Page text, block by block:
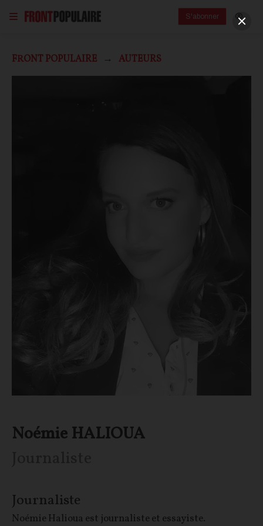
S'abonner
FRONT POPULAIRE AUTEURS
Noémie HALIOUA
Journaliste
Noémie Halioua est journaliste et essayiste.